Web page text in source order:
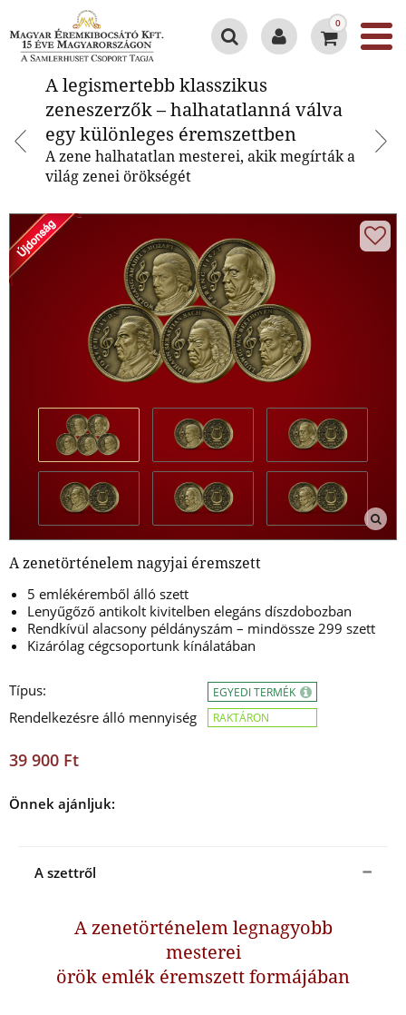
0
A legismertebb klasszikus
zeneszerzők – halhatatlanná válva
egy különleges éremszettben
A zene halhatatlan mesterei, akik megírták a
világ zenei örökségét
A zenetörténelem nagyjai éremszett
5 emlékéremből álló szett
Lenyűgőző antikolt kivitelben elegáns díszdobozban
Rendkívül alacsony példányszám – mindössze 299 szett
Kizárólag cégcsoportunk kínálatában
Típus:
Rendelkezésre álló mennyiség
EGYEDI TERMÉK
RAKTÁRON
39 900 Ft
Önnek ajánljuk:
A szettről
A zenetörténelem legnagyobb
mesterei
örök emlék éremszett formájában
A legismertebb klasszikus
zeneszerzők – halhatatlanná
válva egy különleges
éremszettben